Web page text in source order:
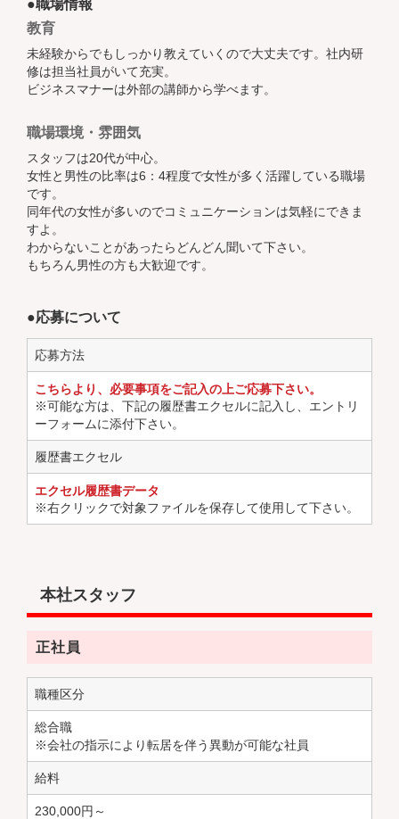
教育
未経験からでもしっかり教えていくので大丈夫です。社内研
修は担当社員がいて充実。
ビジネスマナーは外部の講師から学べます。
職場環境・雰囲気
スタッフは20代が中心。
女性と男性の比率は6：4程度で女性が多く活躍している職場
です。
同年代の女性が多いのでコミュニケーションは気軽にできま
すよ。
わからないことがあったらどんどん聞いて下さい。
もちろん男性の方も大歓迎です。
●応募について
応募方法
こちらより、必要事項をご記入の上ご応募下さい。
※可能な方は、下記の履歴書エクセルに記入し、エントリ
ーフォームに添付下さい。
履歴書エクセル
エクセル履歴書データ
※右クリックで対象ファイルを保存して使用して下さい。
本社スタッフ
正社員
職種区分
総合職
※会社の指示により転居を伴う異動が可能な社員
給料
230,000円～